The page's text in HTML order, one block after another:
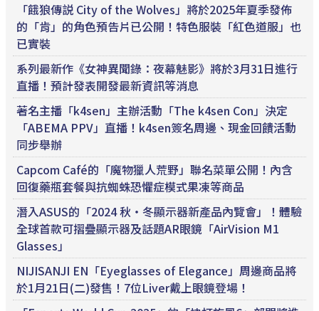
「餓狼傳説 City of the Wolves」將於2025年夏季發佈
的「肯」的角色預告片已公開！特色服裝「紅色道服」也
已實裝
系列最新作《女神異聞錄：夜幕魅影》將於3月31日進行
直播！預計發表開發最新資訊等消息
著名主播「k4sen」主辦活動「The k4sen Con」決定
「ABEMA PPV」直播！k4sen簽名周邊、現金回饋活動
同步舉辦
Capcom Café的「魔物獵人荒野」聯名菜單公開！內含
回復藥瓶套餐與抗蜘蛛恐懼症模式果凍等商品
潛入ASUS的「2024 秋・冬顯示器新產品內覽會」！體驗
全球首款可摺疊顯示器及話題AR眼鏡「AirVision M1
Glasses」
NIJISANJI EN「Eyeglasses of Elegance」周邊商品將
於1月21日(二)發售！7位Liver戴上眼鏡登場！